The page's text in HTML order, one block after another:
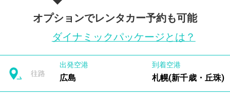
オプションでレンタカー予約も可能
ダイナミックパッケージとは？
往路
出発空港
広島
到着空港
札幌(新千歳・丘珠)